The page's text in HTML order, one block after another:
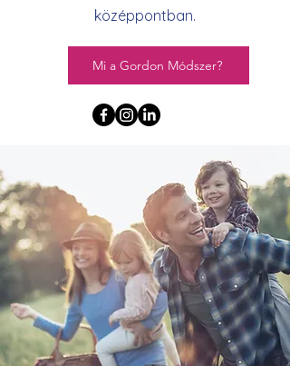
középpontban.
Mi a Gordon Módszer?